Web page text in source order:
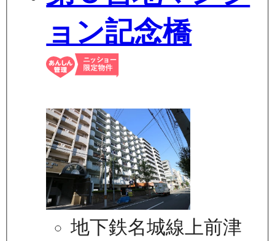
ョン記念橋
地下鉄名城線上前津